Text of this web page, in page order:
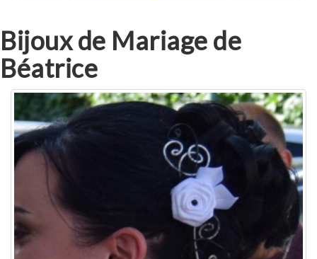
Bijoux de Mariage de
Béatrice